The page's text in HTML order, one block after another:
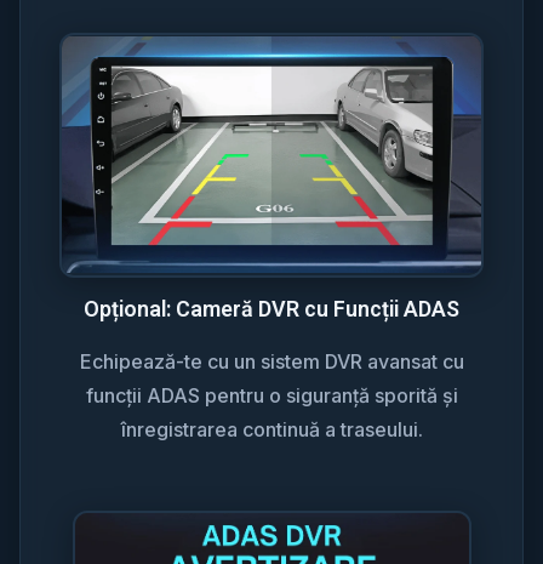
Opțional: Cameră DVR cu Funcții ADAS
Echipează-te cu un sistem DVR avansat cu
funcții ADAS pentru o siguranță sporită și
înregistrarea continuă a traseului.